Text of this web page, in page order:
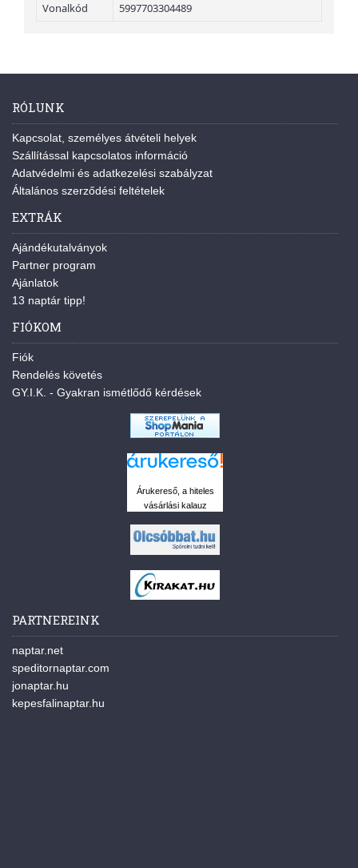
Vonalkód 5997703304489
RÓLUNK
Kapcsolat, személyes átvételi helyek
Szállítással kapcsolatos információ
Adatvédelmi és adatkezelési szabályzat
Általános szerződési feltételek
EXTRÁK
Ajándékutalványok
Partner program
Ajánlatok
13 naptár tipp!
FIÓKOM
Fiók
Rendelés követés
GY.I.K. - Gyakran ismétlődő kérdések
Árukereső, a hiteles
vásárlási kalauz
PARTNEREINK
naptar.net
speditornaptar.com
jonaptar.hu
kepesfalinaptar.hu